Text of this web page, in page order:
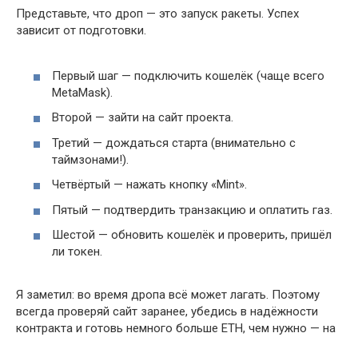
Представьте, что дроп — это запуск ракеты. Успех
зависит от подготовки.
Первый шаг — подключить кошелёк (чаще всего
MetaMask).
Второй — зайти на сайт проекта.
Третий — дождаться старта (внимательно с
таймзонами!).
Четвёртый — нажать кнопку «Mint».
Пятый — подтвердить транзакцию и оплатить газ.
Шестой — обновить кошелёк и проверить, пришёл
ли токен.
Я заметил: во время дропа всё может лагать. Поэтому
всегда проверяй сайт заранее, убедись в надёжности
контракта и готовь немного больше ETH, чем нужно — на